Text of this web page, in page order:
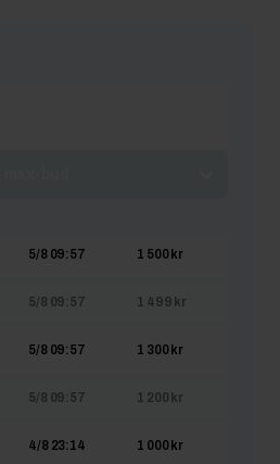
5/8 09:57 1 500 kr
5/8 09:57 1 499 kr
5/8 09:57 1 300 kr
5/8 09:57 1 200 kr
4/8 23:14 1 000 kr